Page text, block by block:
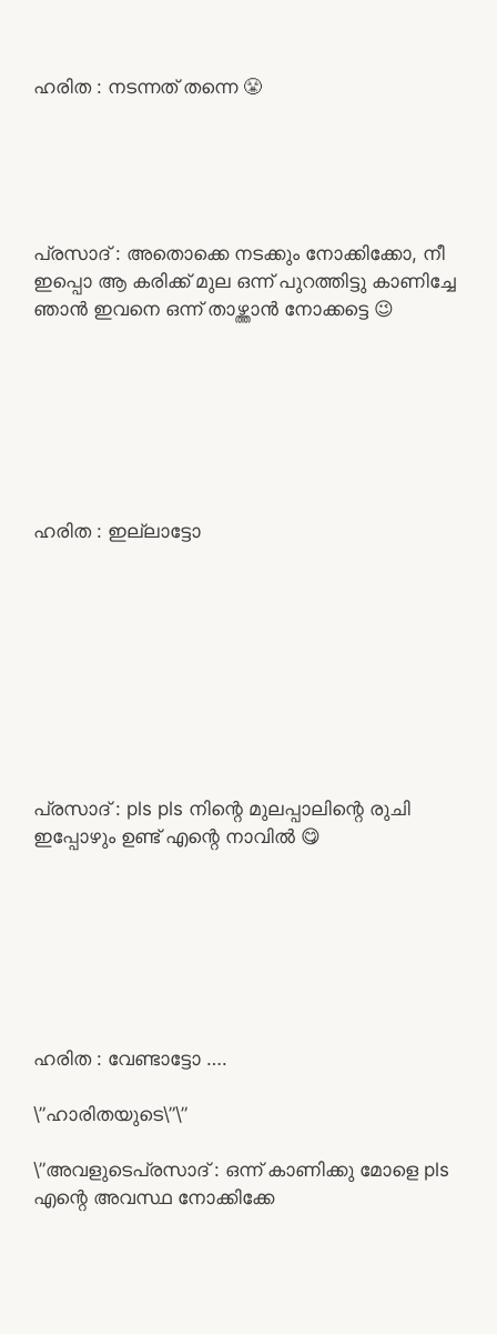
ഹരിത : നടന്നത് തന്നെ 😤
പ്രസാദ് : അതൊക്കെ നടക്കും നോക്കിക്കോ, നീ
ഇപ്പൊ ആ കരിക്ക് മുല ഒന്ന് പുറത്തിട്ടു കാണിച്ചേ
ഞാൻ ഇവനെ ഒന്ന് താഴ്ത്താൻ നോക്കട്ടെ 😉
ഹരിത : ഇല്ലാട്ടോ
പ്രസാദ് : pls pls നിന്റെ മുലപ്പാലിന്റെ രുചി
ഇപ്പോഴും ഉണ്ട് എന്റെ നാവിൽ 😋
ഹരിത : വേണ്ടാട്ടോ ….
\”ഹാരിതയുടെ\”\”
\”അവളുടെപ്രസാദ് : ഒന്ന് കാണിക്കു മോളെ pls
എന്റെ അവസ്ഥ നോക്കിക്കേ